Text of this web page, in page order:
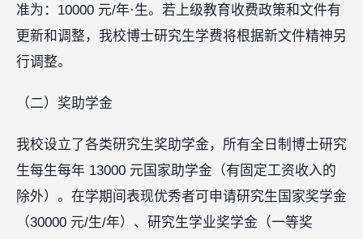
准为：10000 元/年·生。若上级教育收费政策和文件有
更新和调整，我校博士研究生学费将根据新文件精神另
行调整。
（二）奖助学金
我校设立了各类研究生奖助学金，所有全日制博士研究
生每生每年 13000 元国家助学金（有固定工资收入的
除外）。在学期间表现优秀者可申请研究生国家奖学金
（30000 元/生/年）、研究生学业奖学金（一等奖